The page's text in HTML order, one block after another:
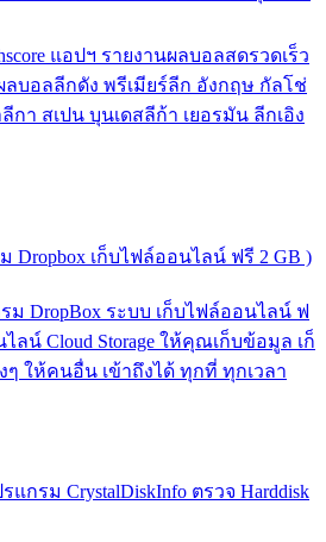
แอปฯ รายงานผลบอลสดรวดเร็ว
บอลลีกดัง พรีเมียร์ลีก อังกฤษ กัลโช่
กา สเปน บุนเดสลีก้า เยอรมัน ลีกเอิง
Dropbox เก็บไฟล์ออนไลน์ ฟรี 2 GB )
ม DropBox ระบบ เก็บไฟล์ออนไลน์ ฟ
ลน์ Cloud Storage ให้คุณเก็บข้อมูล เก็
ให้คนอื่น เข้าถึงได้ ทุกที่ ทุกเวลา
แกรม CrystalDiskInfo ตรวจ Harddisk